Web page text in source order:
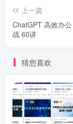
上一篇
ChatGPT 高效办
战 60讲
猜您喜欢